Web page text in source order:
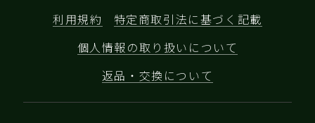
利用規約 特定商取引法に基づく記載
個人情報の取り扱いについて
返品・交換について